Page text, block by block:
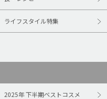
ライフスタイル特集
2025年 下半期ベストコスメ